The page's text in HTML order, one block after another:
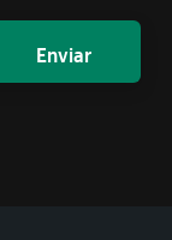
Enviar